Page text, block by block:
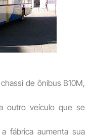
de ônibus B10M,
outro veículo que se
fábrica aumenta sua